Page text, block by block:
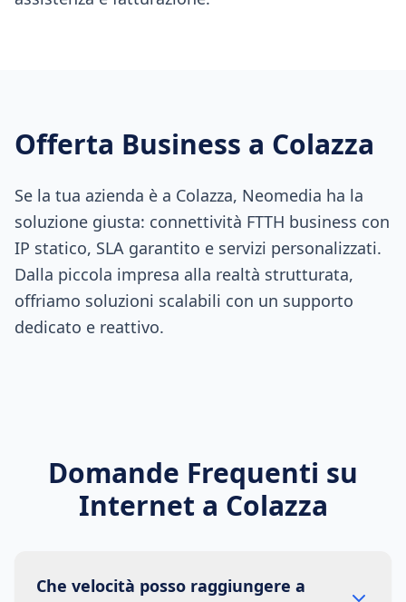
Offerta Business a Colazza
Se la tua azienda è a Colazza, Neomedia ha la
soluzione giusta: connettività FTTH business con
IP statico, SLA garantito e servizi personalizzati.
Dalla piccola impresa alla realtà strutturata,
offriamo soluzioni scalabili con un supporto
dedicato e reattivo.
Domande Frequenti su
Internet a Colazza
Che velocità posso raggiungere a